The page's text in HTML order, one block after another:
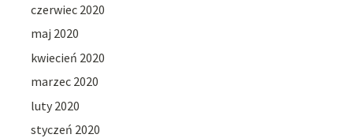
czerwiec 2020
maj 2020
kwiecień 2020
marzec 2020
luty 2020
styczeń 2020